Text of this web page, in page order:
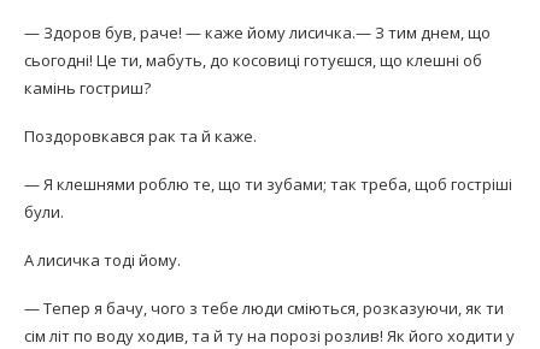
— Здоров був, раче! — каже йому лисичка.— З тим днем, що
сьогодні! Це ти, мабуть, до косовиці готуєшся, що клешні об
камінь гостриш?
Поздоровкався рак та й каже.
— Я клешнями роблю те, що ти зубами; так треба, щоб гостріші
були.
А лисичка тоді йому.
— Тепер я бачу, чого з тебе люди сміються, розказуючи, як ти
сім літ по воду ходив, та й ту на порозі розлив! Як його ходити у